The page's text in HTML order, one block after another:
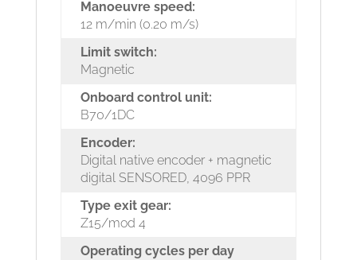
Manoeuvre speed:
12 m/min (0.20 m/s)
Limit switch:
Magnetic
Onboard control unit:
B70/1DC
Encoder:
Digital native encoder + magnetic
digital SENSORED, 4096 PPR
Type exit gear:
Z15/mod 4
Operating cycles per day